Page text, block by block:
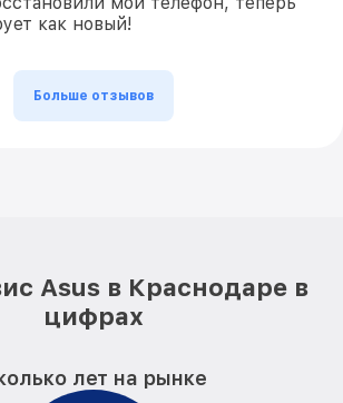
как новый!
Больше отзывов
Asus в Краснодаре в
цифрах
лет на рынке